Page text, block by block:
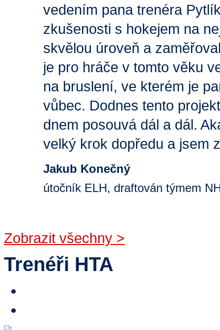
vedením pana trenéra
zkušenosti s hokejem na
skvělou úroveň a
je pro hráče v tomto věku
na bruslení, ve kterém je
vůbec. Dodnes tento
dnem posouvá dál a dál.
velký krok dopředu a jsem
Jakub Konečný
útočník ELH, draftován týmem
Zobrazit všechny >
Trenéři HTA